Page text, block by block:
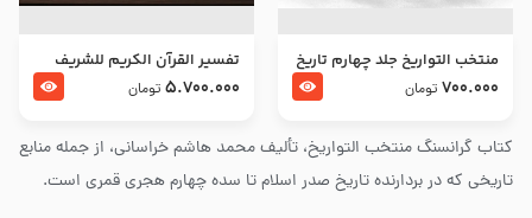
کتاب گرانسنگ منتخب التواريخ، تألیف محمد هاشم خراسانی، از جمله منابع
تاریخی که در بردارنده تاریخ صدر اسلام تا سده چهارم هجری قمری است.
منتخب التواریخ جلد چهارم تاریخ
امام زین العابدین و امام محمد
700.000 تومان
تفسير القرآن الكريم للشريف
المرتضي قدس سرّه
5.700.000 تومان